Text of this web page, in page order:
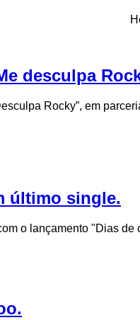
desculpa
Rocky”, em
último single.
o lançamento "Dias de